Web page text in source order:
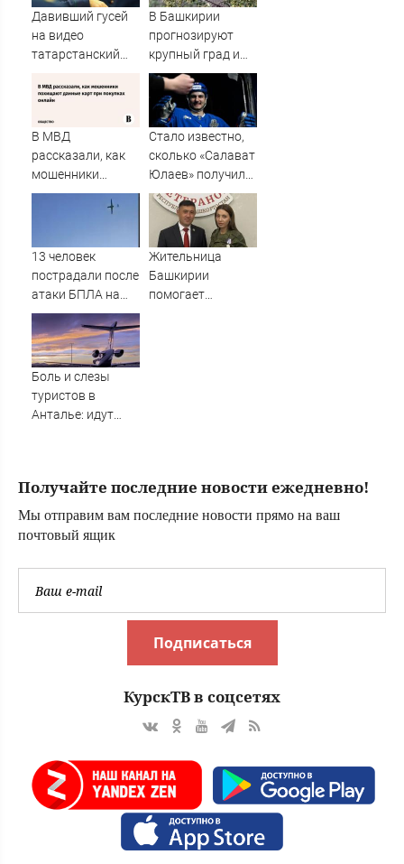
в итоге пойдёт
Давивший гусей
на видео
татарстанский
отставку
Новости
В Башкирии
прогнозируют
крупный град и
сильный ветер
В МВД
рассказали, как
мошенники
похищают
данные карт при
Стало известно,
сколько «Салават
Юлаев» получил
от СКА в сделке
по Бландиси
13 человек
пострадали после
атаки БПЛА на
российский город
Жительница
Башкирии
помогает
Боль и слезы
туристов в
Анталье: идут
Получайте последние новости ежедневно!
Мы отправим вам последние новости прямо на ваш
почтовый ящик
Подписаться
КурскТВ в соцсетях